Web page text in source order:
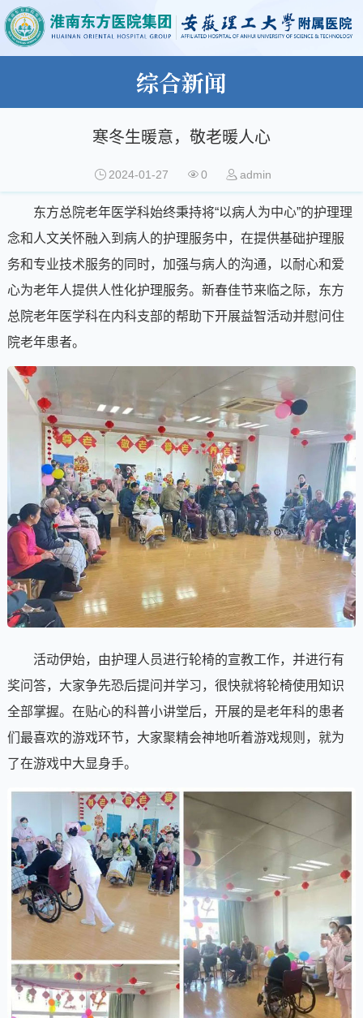
综合新闻
寒冬生暖意，敬老暖人心
2024-01-27 0 admin
东方总院老年医学科始终秉持将“以病人为中心”的护理理
念和人文关怀融入到病人的护理服务中，在提供基础护理服
务和专业技术服务的同时，加强与病人的沟通，以耐心和爱
心为老年人提供人性化护理服务。新春佳节来临之际，东方
总院老年医学科在内科支部的帮助下开展益智活动并慰问住
院老年患者。
活动伊始，由护理人员进行轮椅的宣教工作，并进行有
奖问答，大家争先恐后提问并学习，很快就将轮椅使用知识
全部掌握。在贴心的科普小讲堂后，开展的是老年科的患者
们最喜欢的游戏环节，大家聚精会神地听着游戏规则，就为
了在游戏中大显身手。